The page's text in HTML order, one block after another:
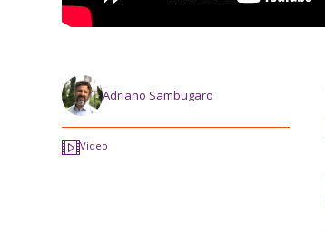
Adriano Sambugaro
Video